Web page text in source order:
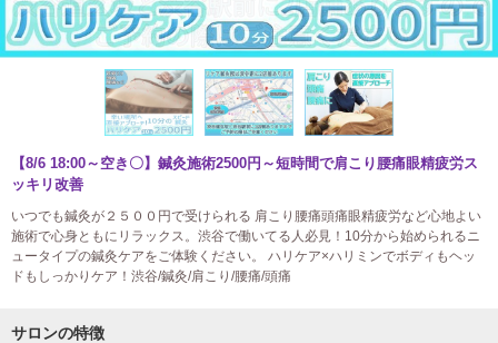
【8/6 18:00～空き〇】鍼灸施術2500円～短時間で肩こり腰痛眼精疲労ス
ッキリ改善
いつでも鍼灸が２５００円で受けられる 肩こり腰痛頭痛眼精疲労など心地よい
施術で心身ともにリラックス。渋谷で働いてる人必見！10分から始められるニ
ュータイプの鍼灸ケアをご体験ください。 ハリケア×ハリミンでボディもヘッ
ドもしっかりケア！渋谷/鍼灸/肩こり/腰痛/頭痛
サロンの特徴